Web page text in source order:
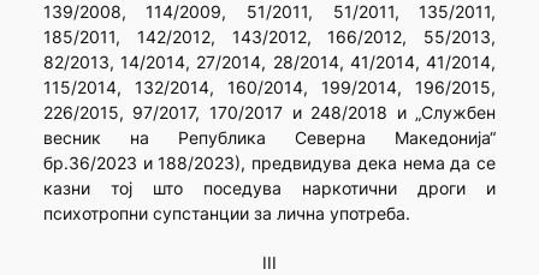
139/2008, 114/2009, 51/2011, 51/2011, 135/2011,
185/2011, 142/2012, 143/2012, 166/2012, 55/2013,
82/2013, 14/2014, 27/2014, 28/2014, 41/2014, 41/2014,
115/2014, 132/2014, 160/2014, 199/2014, 196/2015,
226/2015, 97/2017, 170/2017 и 248/2018 и „Службен
весник на Република Северна Македонија“
бр.36/2023 и 188/2023), предвидува дека нема да се
казни тој што поседувa наркотични дроги и
психотропни супстанции за лична употреба.
III